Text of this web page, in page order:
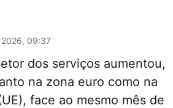
09:37
dos serviços aumentou,
na zona euro como na
face ao mesmo mês de